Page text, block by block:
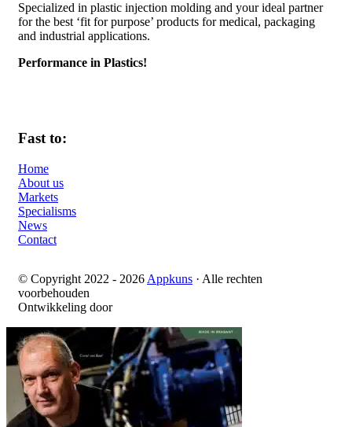
Specialized in plastic injection molding and your ideal partner
for the best ‘fit for purpose’ products for medical, packaging
and industrial applications.
Performance in Plastics!
Fast to:
Home
About us
Markets
Specialisms
News
Contact
© Copyright 2022 - 2026 Appkuns · Alle rechten
voorbehouden
Ontwikkeling door